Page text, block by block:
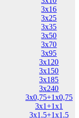
3х16
3х25
3х35
3х50
3х70
3х95
3х120
3х150
3х185
3х240
3х0,75+1х0,75
3х1+1х1
3х1,5+1х1,5